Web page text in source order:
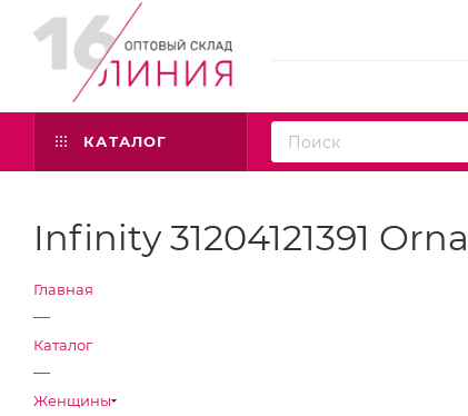
КАТАЛОГ
Infinity 31204121391
Главная
—
Каталог
—
Женщины